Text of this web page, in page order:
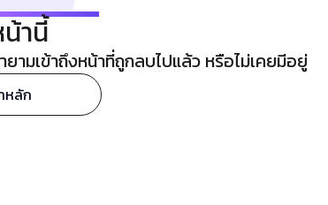
านี้
มเข้าถึงหน้าที่ถูกลบไปแล้ว หรือไม่เคยมีอยู่
หลัก